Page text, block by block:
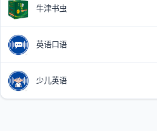
牛津书虫
英语口语
少儿英语